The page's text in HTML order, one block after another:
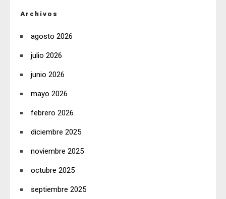
Archivos
agosto 2026
julio 2026
junio 2026
mayo 2026
febrero 2026
diciembre 2025
noviembre 2025
octubre 2025
septiembre 2025